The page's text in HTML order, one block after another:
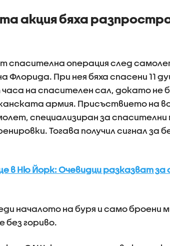
акция бяха
спасителна операция след
При нея бяха спасени 11
на спасителен сал, докато не
армия. Присъствието на
специализиран за спасителни
Тогава получил сигнал за
Ню Йорк: Очевидци разказват за
началото на буря и само броени
без гориво.